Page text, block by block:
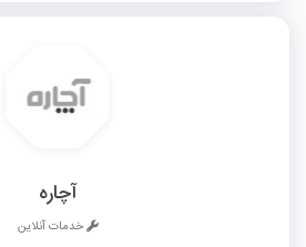
آچاره
خدمات آنلاین